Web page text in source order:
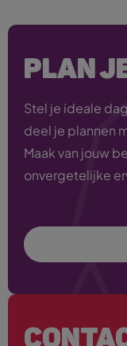
PLAN
Stel je ideale
deel je plannen
Maak van jouw
onvergetelijke